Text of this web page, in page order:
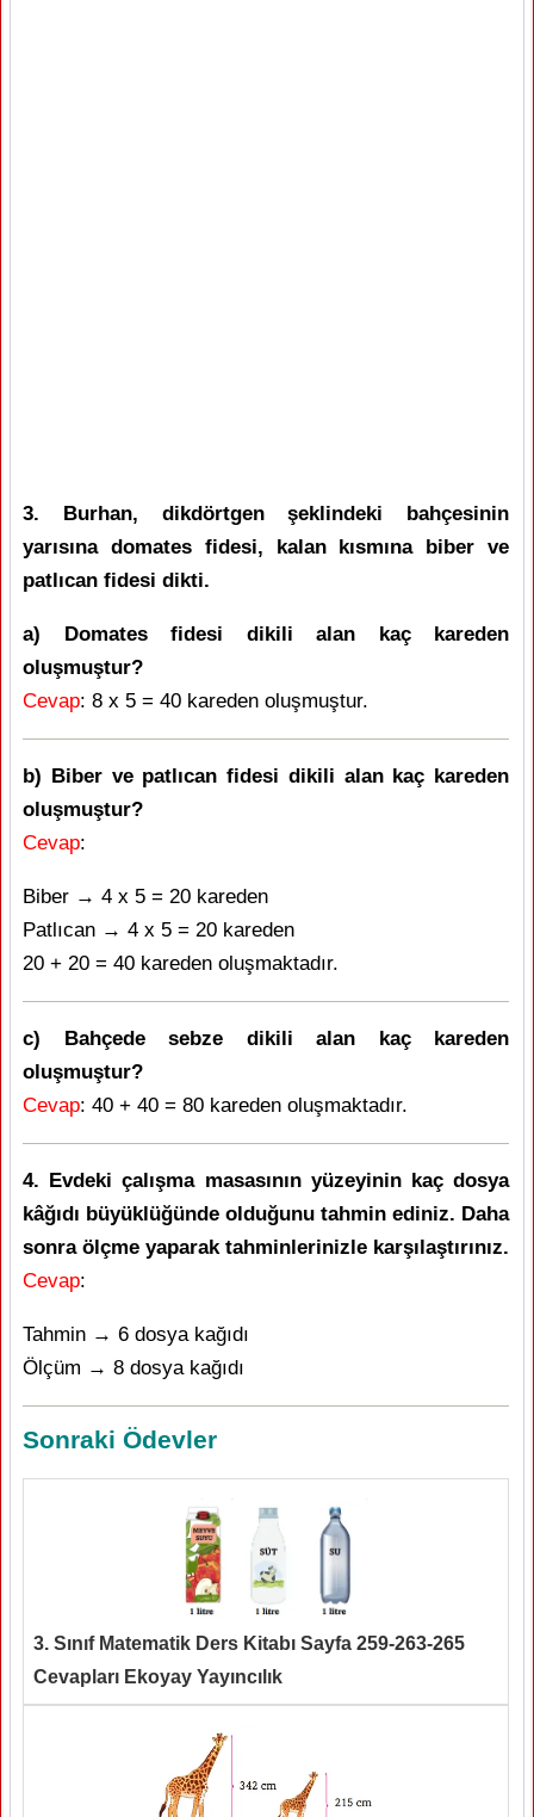
3. Burhan, dikdörtgen şeklindeki bahçesinin
yarısına domates fidesi, kalan kısmına biber ve
patlıcan fidesi dikti.
a) Domates fidesi dikili alan kaç kareden
oluşmuştur?
Cevap: 8 x 5 = 40 kareden oluşmuştur.
b) Biber ve patlıcan fidesi dikili alan kaç kareden
oluşmuştur?
Cevap:
Biber → 4 x 5 = 20 kareden
Patlıcan → 4 x 5 = 20 kareden
20 + 20 = 40 kareden oluşmaktadır.
c) Bahçede sebze dikili alan kaç kareden
oluşmuştur?
Cevap: 40 + 40 = 80 kareden oluşmaktadır.
4. Evdeki çalışma masasının yüzeyinin kaç dosya
kâğıdı büyüklüğünde olduğunu tahmin ediniz. Daha
sonra ölçme yaparak tahminlerinizle karşılaştırınız.
Cevap:
Tahmin → 6 dosya kağıdı
Ölçüm → 8 dosya kağıdı
Sonraki Ödevler
3. Sınıf Matematik Ders Kitabı Sayfa 259-263-265
Cevapları Ekoyay Yayıncılık